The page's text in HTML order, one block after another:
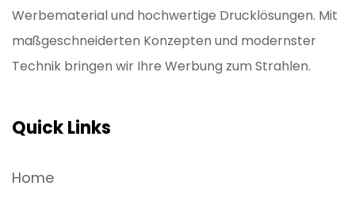
Werbematerial und hochwertige Drucklösungen. Mit
maßgeschneiderten Konzepten und modernster
Technik bringen wir Ihre Werbung zum Strahlen.
Quick Links
Home